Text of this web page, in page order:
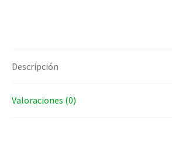
Descripción
Valoraciones (0)